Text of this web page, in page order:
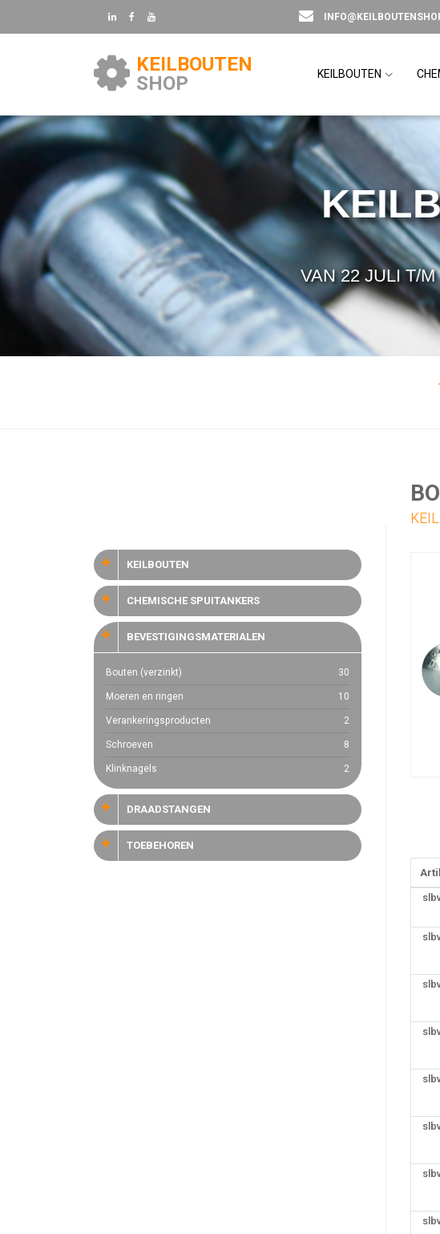
KEILBOUTEN
SHOP
KEILBOUTEN
VAN 22 JULI T/
KEILBOUTEN
CHEMISCHE SPUITANKERS
BEVESTIGINGSMATERIALEN
Bouten (verzinkt) 30
Moeren en ringen 10
Verankeringsproducten 2
Schroeven 8
Klinknagels 2
DRAADSTANGEN
TOEBEHOREN